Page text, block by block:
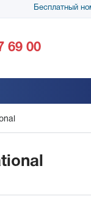
Бесплатный
за поставку SnapGene...
69 00